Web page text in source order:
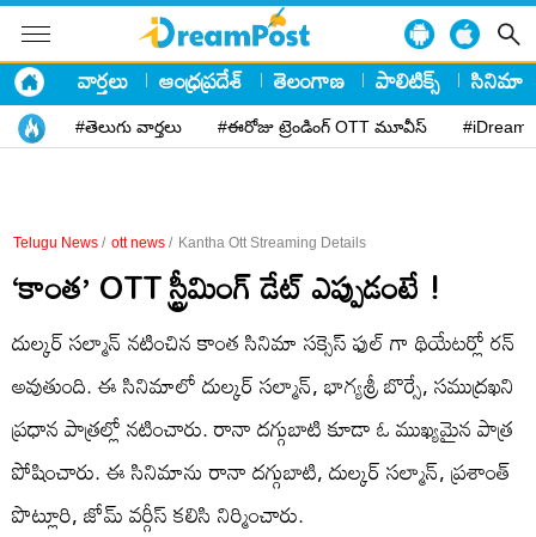
వార్తలు ఆంధ్రప్రదేశ్ తెలంగాణ పాలిటిక్స్ సినిమా
#తెలుగు వార్తలు #ఈరోజు ట్రెండింగ్ OTT మూవీస్
Telugu News / ott news / Kantha Ott Streaming Details
‘కాంత’ OTT స్ట్రీమింగ్ డేట్ ఎప్పుడంటే !
దుల్కర్ సల్మాన్ నటించిన కాంత సినిమా సక్సెస్ ఫుల్ గా థియేటర్లో రన్
అవుతుంది. ఈ సినిమాలో దుల్కర్ సల్మాన్, భాగ్యశ్రీ బొర్సే, సముద్రఖని
ప్రధాన పాత్రల్లో నటించారు. రానా దగ్గుబాటి కూడా ఓ ముఖ్యమైన పాత్ర
పోషించారు. ఈ సినిమాను రానా దగ్గుబాటి, దుల్కర్ సల్మాన్, ప్రశాంత్
పొట్లూరి, జోమ్ వర్గీస్ కలిసి నిర్మించారు.